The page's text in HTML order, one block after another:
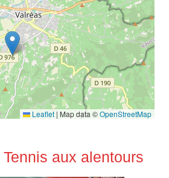
Leaflet | Map data ©OpenStreetMap
aux alentours